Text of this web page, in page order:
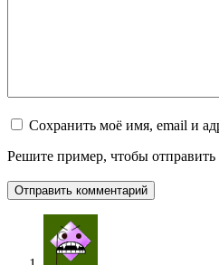
Сохранить моё имя, email и
Решите пример, чтобы